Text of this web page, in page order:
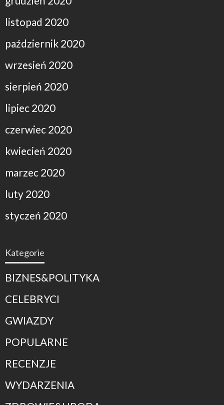
listopad 2020
październik 2020
wrzesień 2020
sierpień 2020
lipiec 2020
czerwiec 2020
kwiecień 2020
marzec 2020
luty 2020
styczeń 2020
Kategorie
BIZNES&POLITYKA
CELEBRYCI
GWIAZDY
POPULARNE
RECENZJE
WYDARZENIA